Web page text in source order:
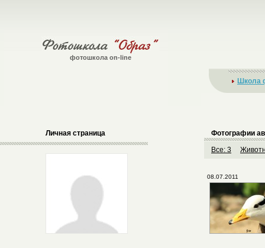
фотошкола on-line
Школа
Личная страница Фотографии
Все: 3
08.07.2011